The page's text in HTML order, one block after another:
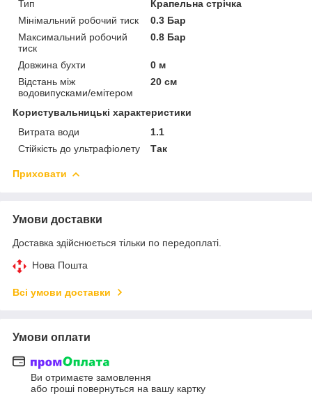
Тип
Крапельна стрічка
Мінімальний робочий тиск
0.3 Бар
Максимальний робочий
тиск
0.8 Бар
Довжина бухти
0 м
Відстань між
водовипусками/емітером
20 см
Користувальницькі характеристики
Витрата води
1.1
Стійкість до ультрафіолету
Так
Приховати
Умови доставки
Доставка здійснюється тільки по передоплаті.
Нова Пошта
Всі умови доставки
Умови оплати
Ви отримаєте замовлення
або гроші повернуться на вашу картку